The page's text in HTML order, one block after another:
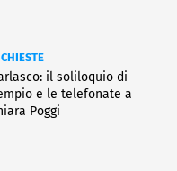
il soliloquio di
e le telefonate a
Poggi